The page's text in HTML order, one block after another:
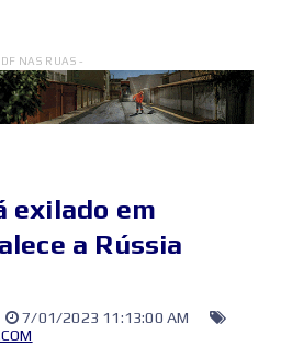
NAS RUAS -
exilado em
a Rússia
7/01/2023 11:13:00 AM